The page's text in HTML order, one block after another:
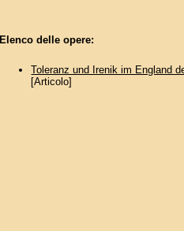
Elenco delle opere:
Toleranz und Irenik im England
[Articolo]